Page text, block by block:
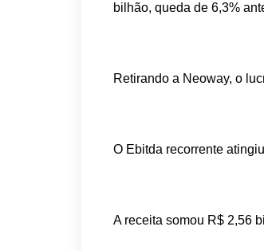
bilhão, queda de 6,3%
Retirando a Neoway, o
O Ebitda recorrente
A receita somou R$ 2,56